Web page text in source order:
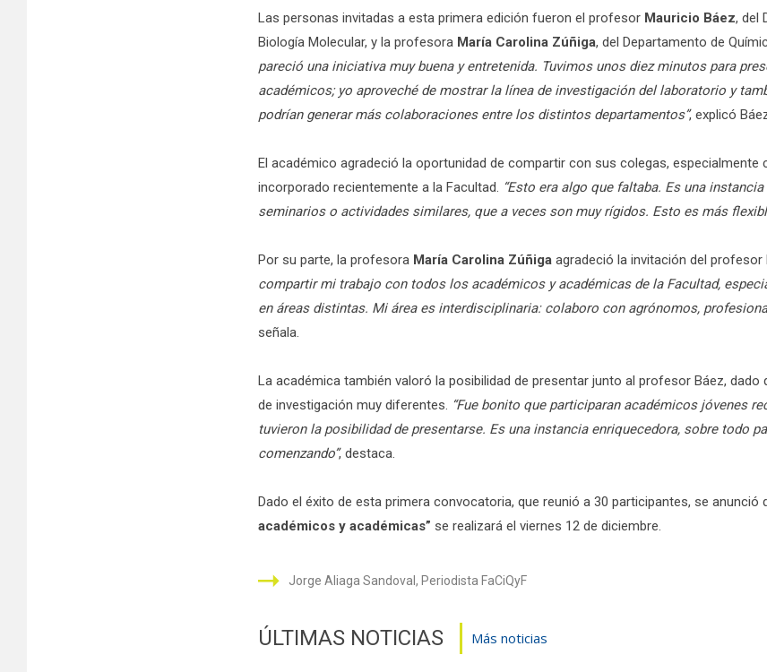
Las personas invitadas a esta primera edición fueron el profesor Mauricio Báez, del
Biología Molecular, y la profesora María Carolina Zúñiga, del Departamento de
pareció una iniciativa muy buena y entretenida. Tuvimos unos diez minutos para
académicos; yo aproveché de mostrar la línea de investigación del laboratorio y
podrían generar más colaboraciones entre los distintos departamentos”, explicó
El académico agradeció la oportunidad de compartir con sus colegas, especialmente
incorporado recientemente a la Facultad. “Esto era algo que faltaba. Es una
seminarios o actividades similares, que a veces son muy rígidos. Esto es más
Por su parte, la profesora María Carolina Zúñiga agradeció la invitación del profesor
compartir mi trabajo con todos los académicos y académicas de la Facultad,
en áreas distintas. Mi área es interdisciplinaria: colaboro con agrónomos,
señala.
La académica también valoró la posibilidad de presentar junto al profesor Báez, dado
de investigación muy diferentes. “Fue bonito que participaran académicos jóvenes
tuvieron la posibilidad de presentarse. Es una instancia enriquecedora, sobre todo
comenzando”, destaca.
Dado el éxito de esta primera convocatoria, que reunió a 30 participantes, se anunció
académicos y académicas” se realizará el viernes 12 de diciembre.
Jorge Aliaga Sandoval, Periodista FaCiQyF
ÚLTIMAS NOTICIAS Más noticias